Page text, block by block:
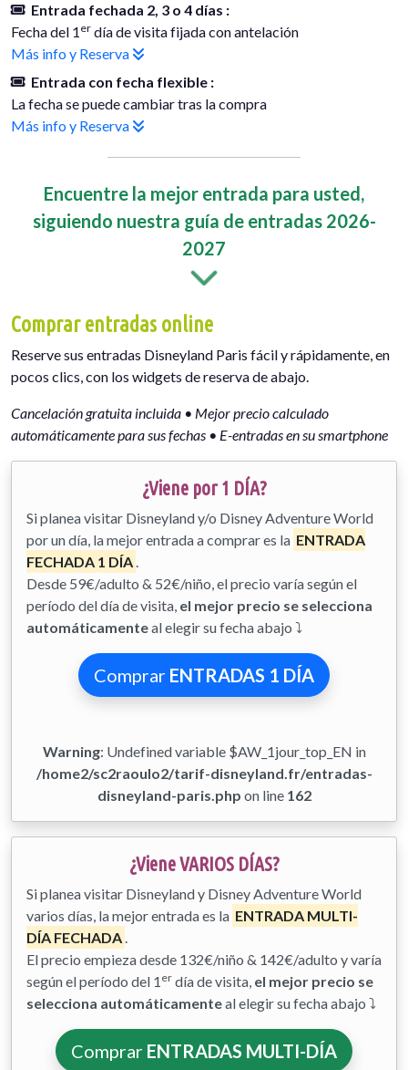
Entrada fechada 2, 3 o 4 días :
Fecha del 1 er día de visita fijada con antelación
Más info y Reserva
Entrada con fecha flexible :
La fecha se puede cambiar tras la compra
Más info y Reserva
Encuentre la mejor entrada para usted,
siguiendo nuestra guía de entradas 2026-
2027
Comprar entradas online
Reserve sus entradas Disneyland Paris fácil y rápidamente, en
pocos clics, con los widgets de reserva de abajo.
Cancelación gratuita incluida • Mejor precio calculado
automáticamente para sus fechas • E-entradas en su smartphone
¿Viene por 1 DÍA?
Si planea visitar Disneyland y/o Disney Adventure World
por un día, la mejor entrada a comprar es la ENTRADA
FECHADA 1 DÍA .
Desde 59€/adulto & 52€/niño, el precio varía según el
período del día de visita, el mejor precio se selecciona
automáticamenteal elegir su fecha abajo ⤵
Comprar ENTRADAS 1 DÍA
Warning: Undefined variable $AW_1jour_top_EN in
/home2/sc2raoulo2/tarif-disneyland.fr/entradas-
disneyland-paris.php on line 162
¿Viene VARIOS DÍAS?
Si planea visitar Disneyland y Disney Adventure World
varios días, la mejor entrada es la ENTRADA MULTI-
DÍA FECHADA .
El precio empieza desde 132€/niño & 142€/adulto y varía
según el período del 1 er día de visita, el mejor precio se
selecciona automáticamenteal elegir su fecha abajo ⤵
Comprar ENTRADAS MULTI-DÍA